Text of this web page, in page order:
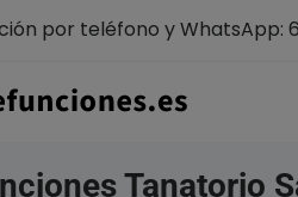
por teléfono y WhatsApp:
Tanatorio